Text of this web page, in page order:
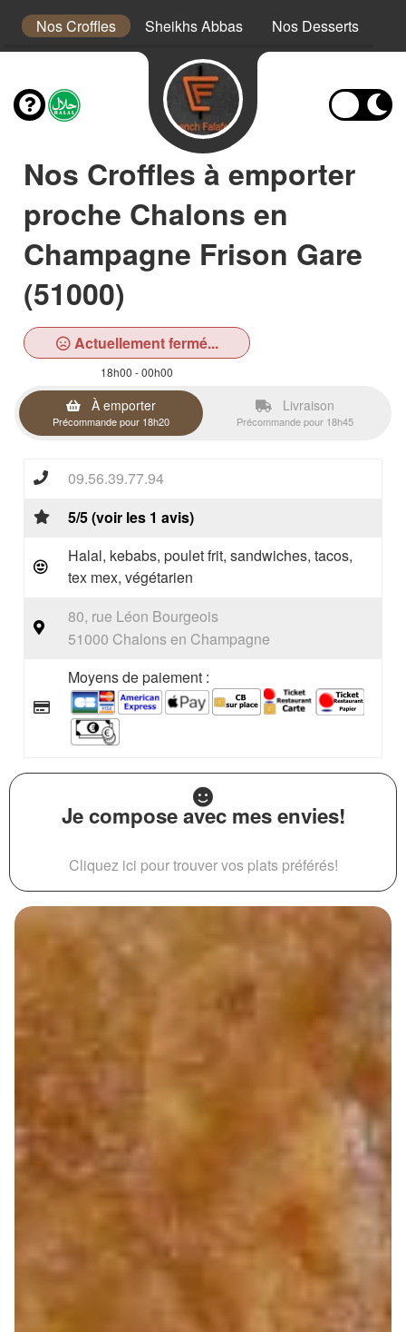
Nos Croffles Sheikhs Abbas Nos Desserts
Nos Croffles à emporter
proche Chalons en
Champagne Frison Gare
(51000)
Actuellement fermé...
18h00 - 00h00
À emporter
Précommande pour 18h20
Livraison
Précommande pour 18h45
09.56.39.77.94
5/5 (voir les 1 avis)
Halal, kebabs, poulet frit, sandwiches, tacos,
tex mex, végétarien
80, rue Léon Bourgeois
51000 Chalons en Champagne
Moyens de paiement :
Je compose avec mes envies!
Cliquez ici pour trouver vos plats préférés!